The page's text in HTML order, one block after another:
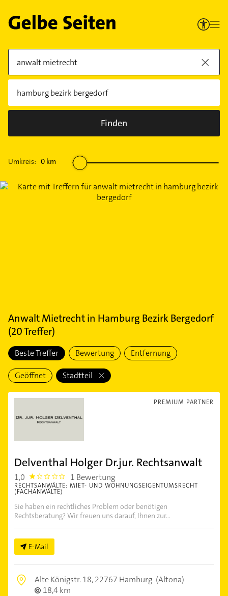
Finden
Umkreis: 0 km
Anwalt Mietrechtin Hamburg Bezirk Bergedorf
(20Treffer)
Beste Treffer Bewertung Entfernung
Geöffnet Stadtteil
PREMIUM PARTNER
Delventhal Holger Dr.jur. Rechtsanwalt
1,0 1.0 1 Bewertung
RECHTSANWÄLTE: MIET- UND WOHNUNGSEIGENTUMSRECHT
(FACHANWÄLTE)
Sie haben ein rechtliches Problem oder benötigen
Rechtsberatung? Wir freuen uns darauf, Ihnen zur...
E-Mail
Alte Königstr. 18,22767 Hamburg (Altona)
18,4 km